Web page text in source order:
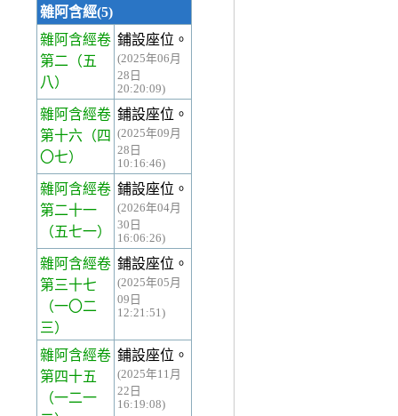
雜阿含經(5)
雜阿含經卷
第二 （五
八）
鋪設座位。
(2025年06月
28日
20:20:09)
雜阿含經卷
第十六 （四
〇七）
鋪設座位。
(2025年09月
28日
10:16:46)
雜阿含經卷
第二十一
（五七一）
鋪設座位。
(2026年04月
30日
16:06:26)
雜阿含經卷
第三十七
（一〇二
三）
鋪設座位。
(2025年05月
09日
12:21:51)
雜阿含經卷
第四十五
（一二一
鋪設座位。
(2025年11月
22日
16:19:08)